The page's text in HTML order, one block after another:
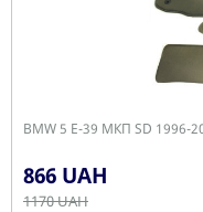
BMW 5 E-39 МКП SD 1996-
866 UAH
1170 UAH